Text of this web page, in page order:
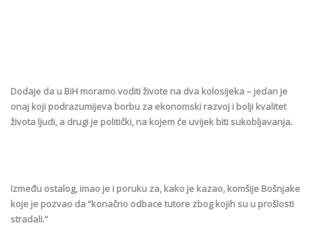
Dodaje da u BiH moramo voditi živote na dva kolosijeka – jedan je
onaj koji podrazumijeva borbu za ekonomski razvoj i bolji kvalitet
života ljudi, a drugi je politički, na kojem će uvijek biti sukobljavanja.
Između ostalog, imao je i poruku za, kako je kazao, komšije Bošnjake
koje je pozvao da “konačno odbace tutore zbog kojih su u prošlosti
stradali.”